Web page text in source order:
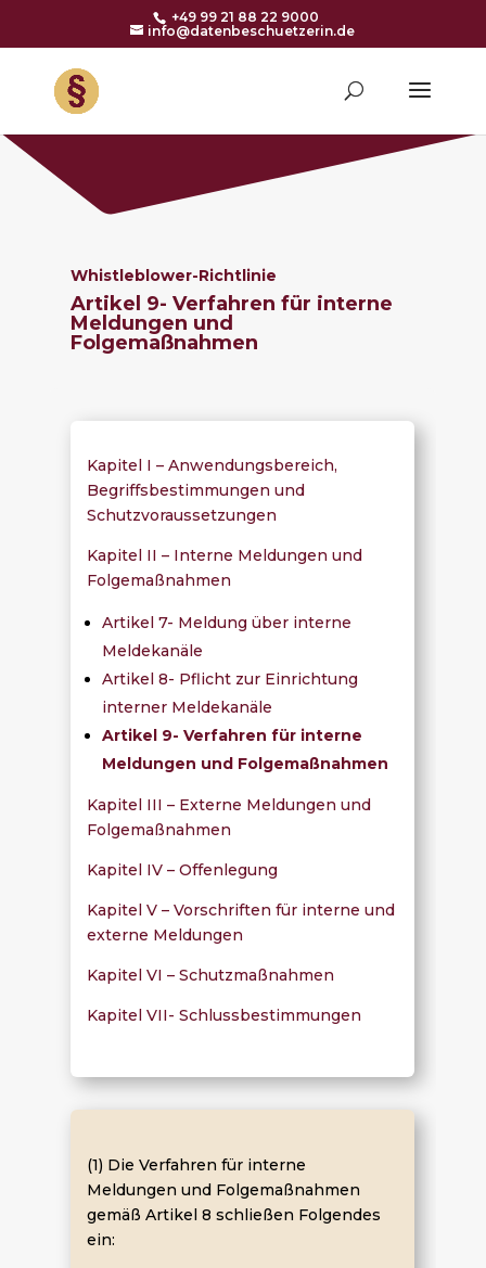
+49 99 21 88 22 9000
info@datenbeschuetzerin.de
Whistleblower-Richtlinie
Artikel 9- Verfahren für interne
Meldungen und
Folgemaßnahmen
Kapitel I – Anwendungsbereich,
Begriffsbestimmungen und
Schutzvoraussetzungen
Kapitel II – Interne Meldungen und
Folgemaßnahmen
Artikel 7- Meldung über interne
Meldekanäle
Artikel 8- Pflicht zur Einrichtung
interner Meldekanäle
Artikel 9- Verfahren für interne
Meldungen und Folgemaßnahmen
Kapitel III – Externe Meldungen und
Folgemaßnahmen
Kapitel IV – Offenlegung
Kapitel V – Vorschriften für interne und
externe Meldungen
Kapitel VI – Schutzmaßnahmen
Kapitel VII- Schlussbestimmungen
(1) Die Verfahren für interne
Meldungen und Folgemaßnahmen
gemäß Artikel 8 schließen Folgendes
ein: